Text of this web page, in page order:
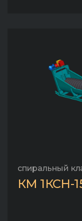
спиральный
КМ 1КСН-